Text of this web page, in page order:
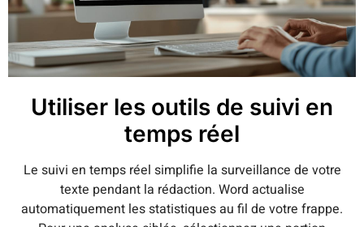
Utiliser les outils de suivi en
temps réel
Le suivi en temps réel simplifie la surveillance de votre
texte pendant la rédaction. Word actualise
automatiquement les statistiques au fil de votre frappe.